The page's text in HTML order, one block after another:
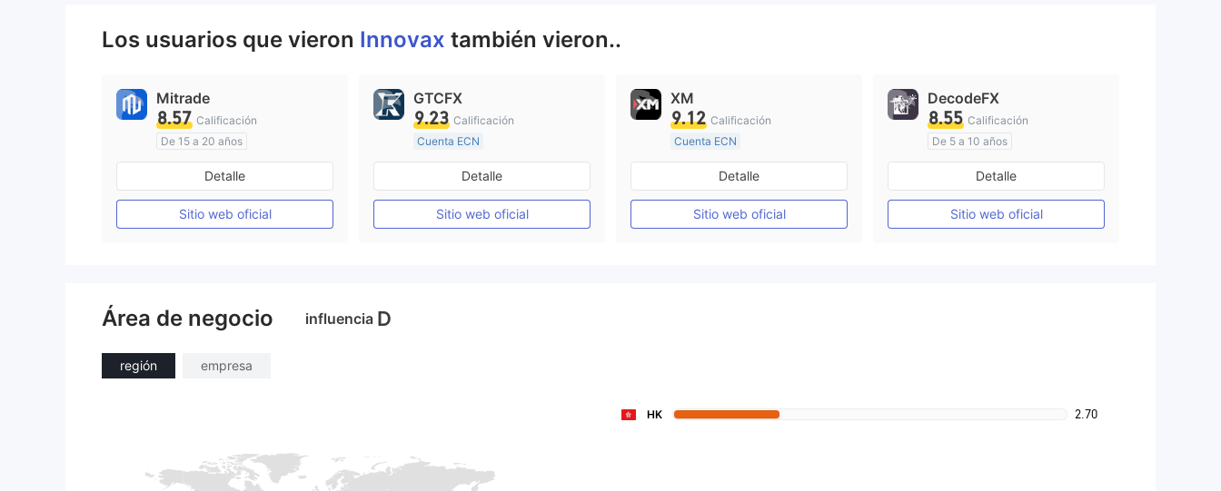
Los usuarios que vieron Innovax también vieron..
Mitrade
8.57 Calificación
De 15 a 20 años
Supervisión en Australia
Auto-investigación
Detalle
Sitio web oficial
GTCFX
9.23 Calificación
Cuenta ECN
De 15 a 20 años
Supervisión en Reino Unido
Creación Mercado Forex (MM)
Licencia completa de MT4
Detalle
Sitio web oficial
XM
9.12 Calificación
Cuenta ECN
De 15 a 20 años
Supervisión en Australia
Creación Mercado Forex (MM)
Licencia completa de MT4
Detalle
Sitio web oficial
DecodeFX
8.55 Calificación
De 5 a 10 años
Supervisión en Australia
Licencia completa de MT4
Detalle
Sitio web oficial
Área de negocio influencia D
región empresa
HK 2.70